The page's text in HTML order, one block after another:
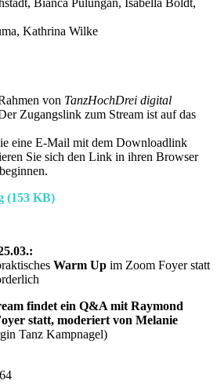
Kathrina Wilke
von TanzHochDrei digital
Zugangslink zum Stream ist auf das
eine E-Mail mit dem Downloadlink
Sie sich den Link in ihren Browser
Warm Up im Zoom Foyer statt
findet ein Q&A mit Raymond
statt, moderiert von Melanie
Tanz Kampnagel)